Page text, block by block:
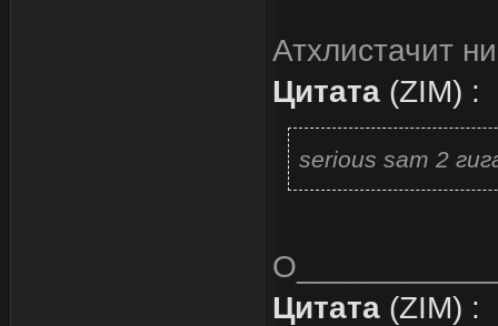
Атхлистачит
Цитата (ZIM) :
serious sam 2
Цитата (ZIM) :